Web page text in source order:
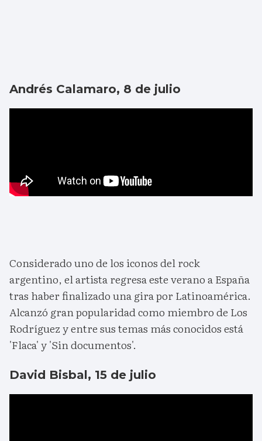
Andrés Calamaro, 8 de julio
Considerado uno de los iconos del rock
argentino, el artista regresa este verano a España
tras haber finalizado una gira por Latinoamérica.
Alcanzó gran popularidad como miembro de Los
Rodríguez y entre sus temas más conocidos está
'Flaca' y 'Sin documentos'.
David Bisbal, 15 de julio